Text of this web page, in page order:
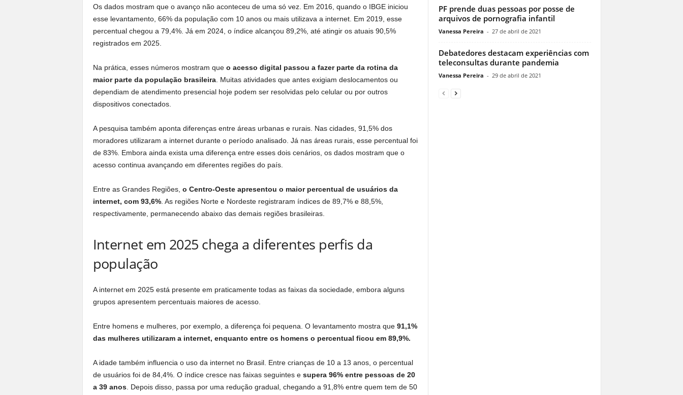
Os dados mostram que o avanço não aconteceu de uma só vez. Em 2016, quando o IBGE iniciou
esse levantamento, 66% da população com 10 anos ou mais utilizava a internet. Em 2019, esse
percentual chegou a 79,4%. Já em 2024, o índice alcançou 89,2%, até atingir os atuais 90,5%
registrados em 2025.
Na prática, esses números mostram que o acesso digital passou a fazer parte da rotina da
maior parte da população brasileira. Muitas atividades que antes exigiam deslocamentos ou
dependiam de atendimento presencial hoje podem ser resolvidas pelo celular ou por outros
dispositivos conectados.
A pesquisa também aponta diferenças entre áreas urbanas e rurais. Nas cidades, 91,5% dos
moradores utilizaram a internet durante o período analisado. Já nas áreas rurais, esse percentual foi
de 83%. Embora ainda exista uma diferença entre esses dois cenários, os dados mostram que o
acesso continua avançando em diferentes regiões do país.
Entre as Grandes Regiões, o Centro-Oeste apresentou o maior percentual de usuários da
internet, com 93,6%. As regiões Norte e Nordeste registraram índices de 89,7% e 88,5%,
respectivamente, permanecendo abaixo das demais regiões brasileiras.
Internet em 2025 chega a diferentes perfis da
população
A internet em 2025 está presente em praticamente todas as faixas da sociedade, embora alguns
grupos apresentem percentuais maiores de acesso.
Entre homens e mulheres, por exemplo, a diferença foi pequena. O levantamento mostra que 91,1%
das mulheres utilizaram a internet, enquanto entre os homens o percentual ficou em 89,9%.
A idade também influencia o uso da internet no Brasil. Entre crianças de 10 a 13 anos, o percentual
de usuários foi de 84,4%. O índice cresce nas faixas seguintes e supera 96% entre pessoas de 20
a 39 anos. Depois disso, passa por uma redução gradual, chegando a 91,8% entre quem tem de 50
PF prende duas pessoas por posse de
arquivos de pornografia infantil
Vanessa Pereira - 27 de abril de 2021
Debatedores destacam experiências com
teleconsultas durante pandemia
Vanessa Pereira - 29 de abril de 2021